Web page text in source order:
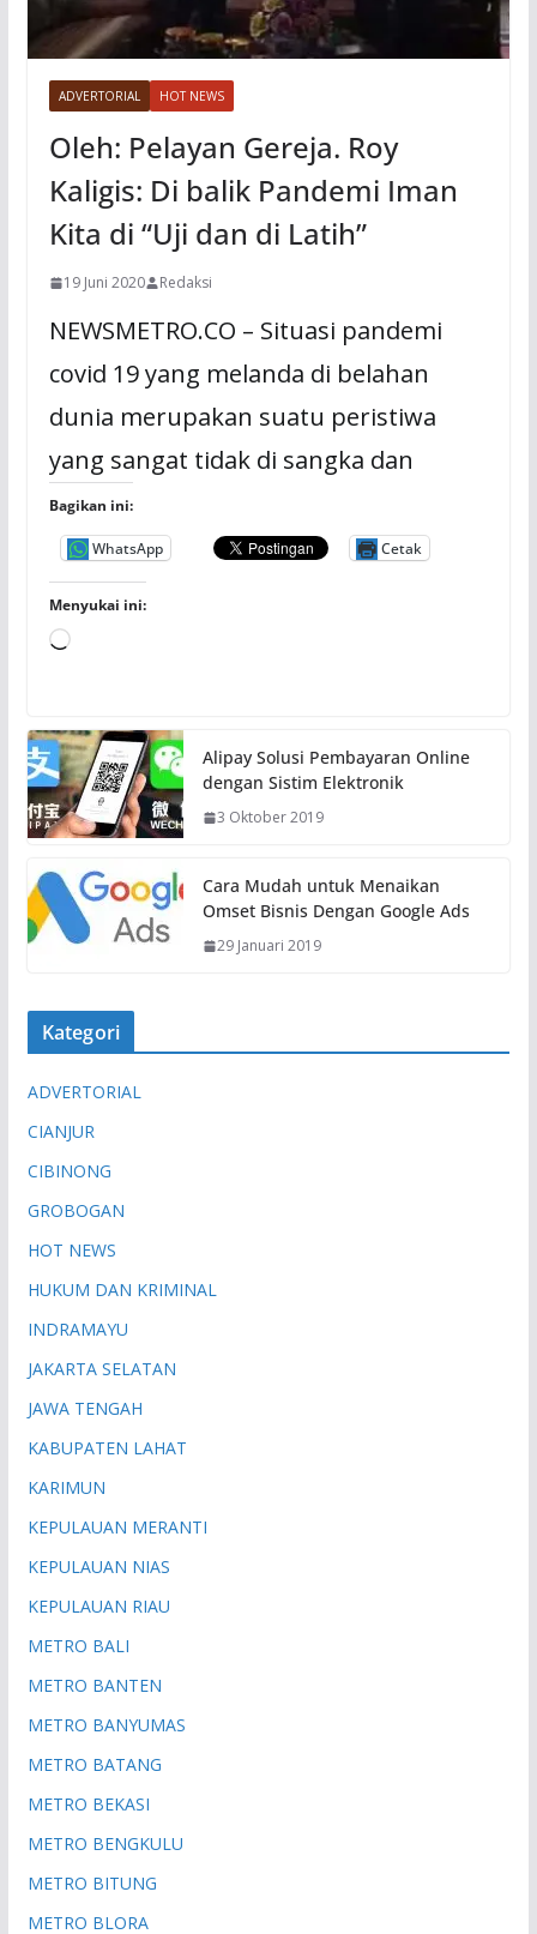
ADVERTORIAL HOT NEWS
Oleh: Pelayan Gereja. Roy
Kaligis: Di balik Pandemi Iman
Kita di “Uji dan di Latih”
19 Juni 2020 Redaksi
NEWSMETRO.CO – Situasi pandemi
covid 19 yang melanda di belahan
dunia merupakan suatu peristiwa
yang sangat tidak di sangka dan
Bagikan ini:
WhatsApp Cetak
Menyukai ini:
M
u
a
t
.
Alipay Solusi Pembayaran Online
dengan Sistim Elektronik
3 Oktober 2019
Cara Mudah untuk Menaikan
Omset Bisnis Dengan Google Ads
29 Januari 2019
Kategori
ADVERTORIAL
CIANJUR
CIBINONG
GROBOGAN
HOT NEWS
HUKUM DAN KRIMINAL
INDRAMAYU
JAKARTA SELATAN
JAWA TENGAH
KABUPATEN LAHAT
KARIMUN
KEPULAUAN MERANTI
KEPULAUAN NIAS
KEPULAUAN RIAU
METRO BALI
METRO BANTEN
METRO BANYUMAS
METRO BATANG
METRO BEKASI
METRO BENGKULU
METRO BITUNG
METRO BLORA